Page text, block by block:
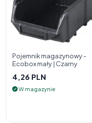
Pojemnik magazynowy -
Ecobox mały | Czarny
4,26 PLN
W magazynie